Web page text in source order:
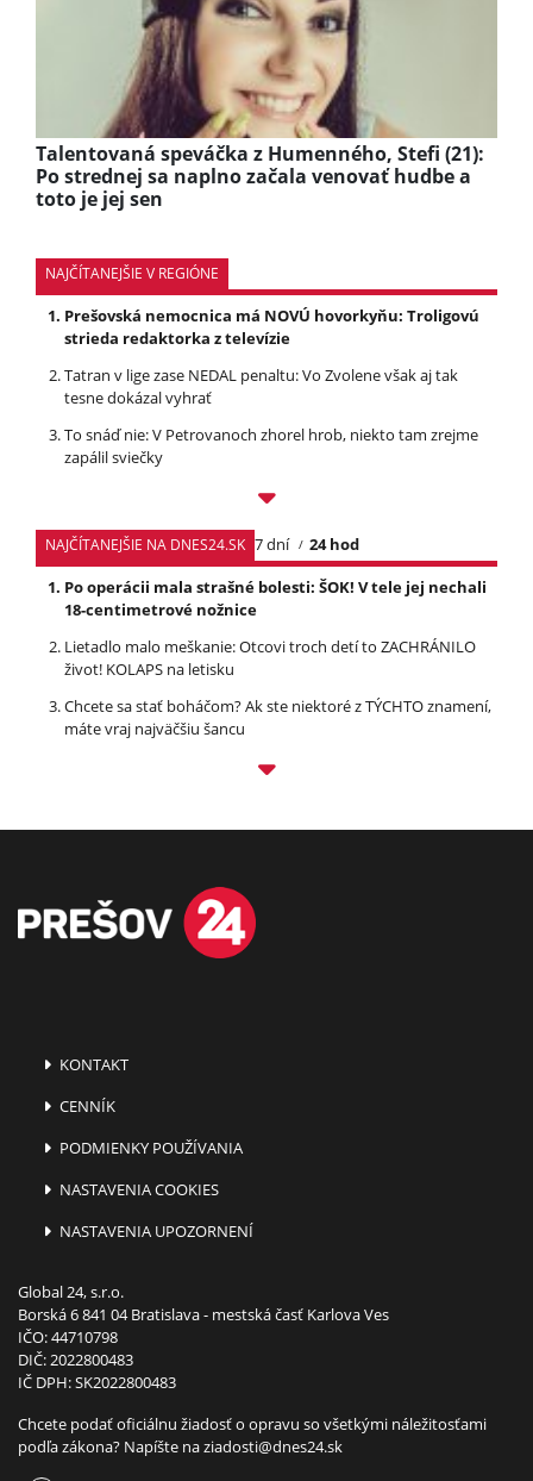
Talentovaná speváčka z Humenného, Stefi (21):
Po strednej sa naplno začala venovať hudbe a
toto je jej sen
NAJČÍTANEJŠIE V REGIÓNE
Prešovská nemocnica má NOVÚ hovorkyňu: Troligovú
strieda redaktorka z televízie
Tatran v lige zase NEDAL penaltu: Vo Zvolene však aj tak
tesne dokázal vyhrať
To snáď nie: V Petrovanoch zhorel hrob, niekto tam zrejme
zapálil sviečky
NAJČÍTANEJŠIE NA DNES24.SK 7 dní
24 hod
Po operácii mala strašné bolesti: ŠOK! V tele jej nechali
18-centimetrové nožnice
Lietadlo malo meškanie: Otcovi troch detí to ZACHRÁNILO
život! KOLAPS na letisku
Chcete sa stať boháčom? Ak ste niektoré z TÝCHTO znamení,
máte vraj najväčšiu šancu
KONTAKT
CENNÍK
PODMIENKY POUŽÍVANIA
NASTAVENIA COOKIES
NASTAVENIA UPOZORNENÍ
Global 24, s.r.o.
Borská 6 841 04 Bratislava - mestská časť Karlova Ves
IČO: 44710798
DIČ: 2022800483
IČ DPH: SK2022800483
Chcete podať oficiálnu žiadosť o opravu so všetkými náležitosťami
podľa zákona? Napíšte naziadosti@dnes24.sk